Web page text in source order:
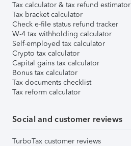
Tax calculator & tax refund estimator
Tax bracket calculator
Check e-file status refund tracker
W-4 tax withholding calculator
Self-employed tax calculator
Crypto tax calculator
Capital gains tax calculator
Bonus tax calculator
Tax documents checklist
Tax reform calculator
Social and customer reviews
TurboTax customer reviews